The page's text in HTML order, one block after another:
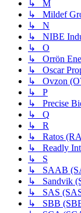
↳ M
↳ Mildef
↳ N
↳ NIBE
↳ O
↳ Orrön
↳ Oscar
↳ Ovzon
↳ P
↳ Precise
↳ Q
↳ R
↳ Ratos
↳ Readly
↳ S
↳ SAAB
↳ Sandvik
↳ SAS
↳ SBB